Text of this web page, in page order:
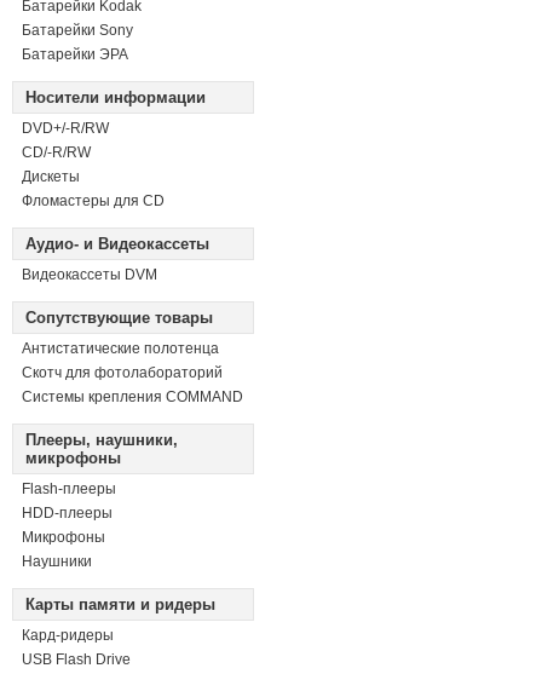
Батарейки Kodak
Батарейки Sony
Батарейки ЭРА
Носители информации
DVD+/-R/RW
СD/-R/RW
Дискеты
Фломастеры для CD
Аудио- и Видеокассеты
Видеокассеты DVM
Сопутствующие товары
Антистатические полотенца
Скотч для фотолабораторий
Системы крепления COMMAND
Плееры, наушники,
микрофоны
Flash-плееры
HDD-плееры
Микрофоны
Наушники
Карты памяти и ридеры
Кард-ридеры
USB Flash Drive